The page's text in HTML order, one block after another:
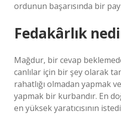
ordunun başarısında bir pay
Fedakârlık
Mağdur, bir cevap
canlılar için bir şey olarak
rahatlığı olmadan yapmak
yapmak bir kurbandır. En
en yüksek yaratıcısının